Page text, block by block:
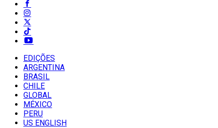
EDIÇÕES
ARGENTINA
BRASIL
CHILE
GLOBAL
MÉXICO
PERU
US ENGLISH